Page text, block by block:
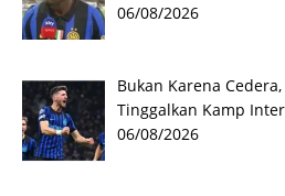
06/08/2026
Bukan Karena
Tinggalkan Kamp
06/08/2026